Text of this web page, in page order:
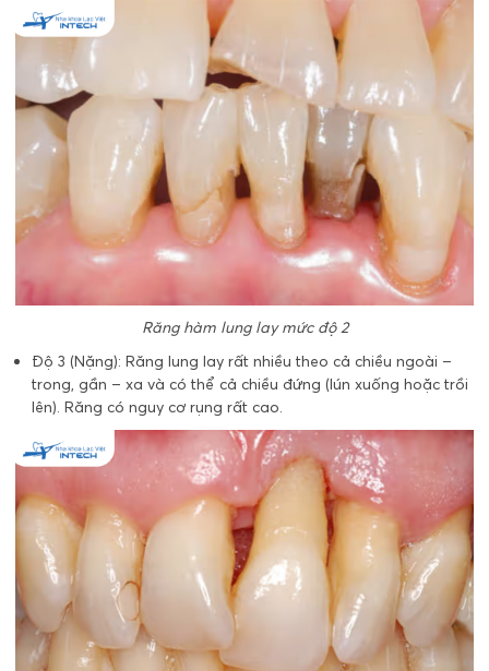
Răng hàm lung lay mức độ 2
Độ 3 (Nặng): Răng lung lay rất nhiều theo cả chiều ngoài –
trong, gần – xa và có thể cả chiều đứng (lún xuống hoặc trồi
lên). Răng có nguy cơ rụng rất cao.